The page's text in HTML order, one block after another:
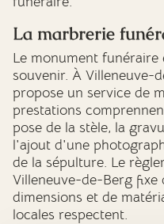
La marbrerie
Le monument
souvenir. À Villeneuve-
propose un service de
prestations
pose de la stèle, la
l'ajout d'une
de la sépulture. Le
Villeneuve-de-Berg fixe
dimensions et de
locales respectent.